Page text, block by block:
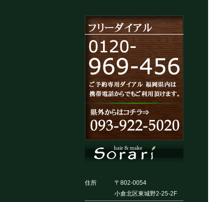
住所
〒802-0054
小倉北区東城野2-25-2F